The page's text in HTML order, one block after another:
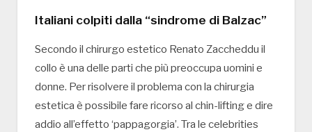
Italiani colpiti dalla “sindrome di Balzac”
Secondo il chirurgo estetico Renato Zaccheddu il
collo è una delle parti che più preoccupa uomini e
donne. Per risolvere il problema con la chirurgia
estetica è possibile fare ricorso al chin-lifting e dire
addio all’effetto ‘pappagorgia’. Tra le celebrities